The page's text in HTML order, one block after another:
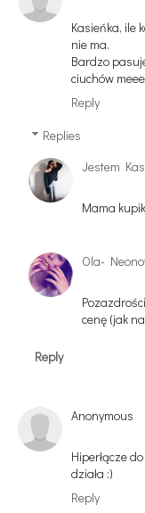
Kasieńka, ile
nie ma.
Bardzo
ciuchów
Reply
Replies
Jestem
Mama
Ola-
cenę (jak
Reply
Anonymous
Hiperłącze
działa :)
Reply